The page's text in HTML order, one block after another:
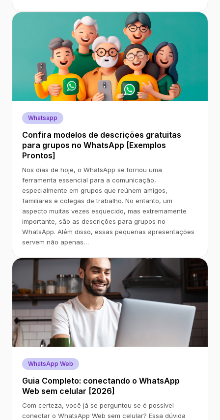
Whatsapp
Confira modelos de descrições gratuitas
para grupos no WhatsApp [Exemplos
Prontos]
Nos dias de hoje, o WhatsApp se tornou uma
ferramenta essencial para a comunicação,
especialmente em grupos que reúnem amigos,
familiares e colegas de trabalho. No entanto, um
aspecto muitas vezes esquecido, mas extremamente
importante, são as descrições para grupos no
WhatsApp. Além disso, essas pequenas apresentações
servem não apenas…
WhatsApp Web
Guia Completo: conectando o WhatsApp
Web sem celular [2026]
Com certeza, você já se perguntou se é possível
conectar o WhatsApp Web sem celular? Essa dúvida